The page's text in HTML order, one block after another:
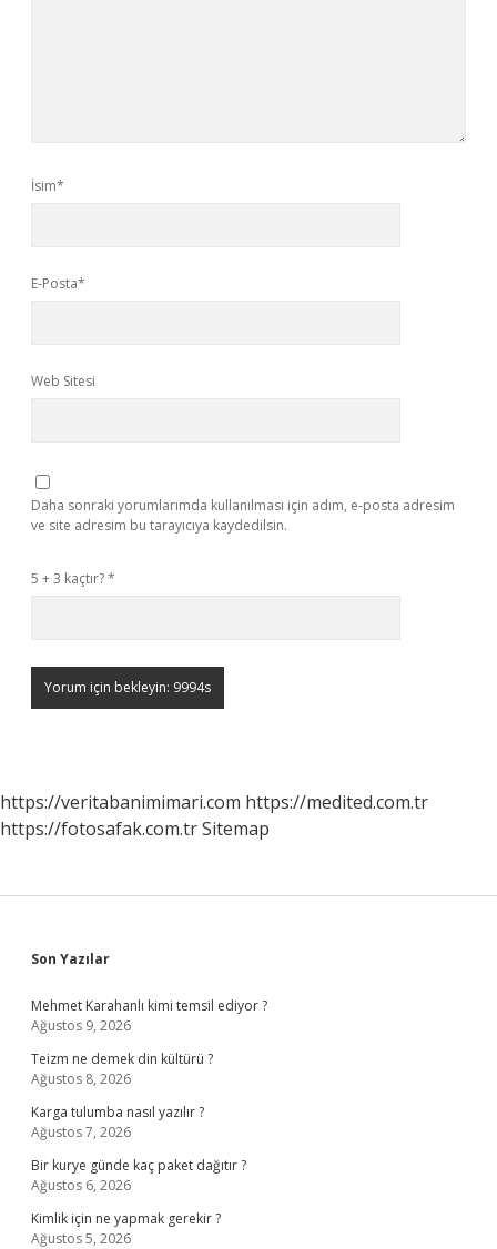
İsim*
E-Posta*
Web Sitesi
Daha sonraki yorumlarımda kullanılması için adım, e-posta adresim
ve site adresim bu tarayıcıya kaydedilsin.
5 + 3 kaçtır?*
https://veritabanimimari.com https://medited.com.tr
https://fotosafak.com.trSitemap
Sidebar
Son Yazılar
Mehmet Karahanlı kimi temsil ediyor ?
Ağustos 9, 2026
Teizm ne demek din kültürü ?
Ağustos 8, 2026
Karga tulumba nasıl yazılır ?
Ağustos 7, 2026
Bir kurye günde kaç paket dağıtır ?
Ağustos 6, 2026
Kimlik için ne yapmak gerekir ?
Ağustos 5, 2026